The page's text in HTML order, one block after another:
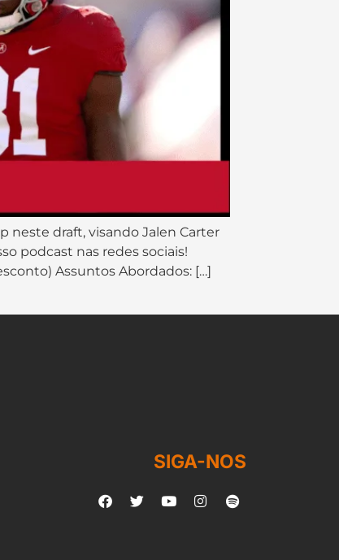
neste draft, visando Jalen Carter
podcast nas redes sociais!
Assuntos Abordados: […]
SIGA-NOS